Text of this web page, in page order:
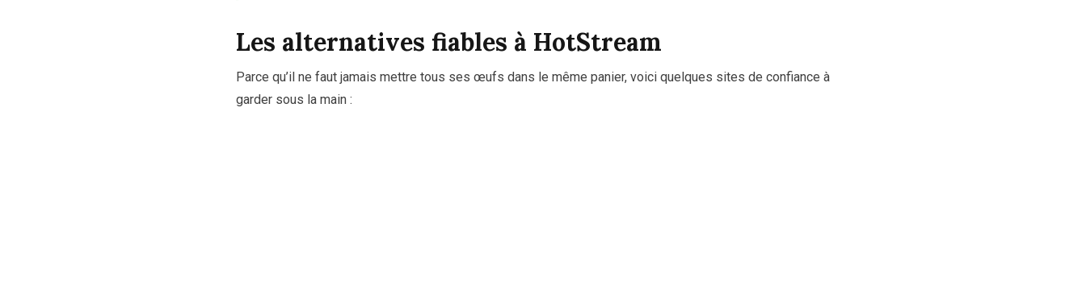
Les alternatives fiables à HotStream
Parce qu’il ne faut jamais mettre tous ses œufs dans le même panier, voici quelques sites de confiance à
garder sous la main :